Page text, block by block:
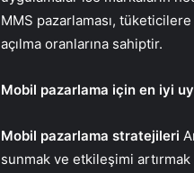
MMS pazarlaması,
açılma oranlarına sahiptir.
Mobil pazarlama için en iyi
Mobil pazarlama stratejileri
sunmak ve etkileşimi artırmak